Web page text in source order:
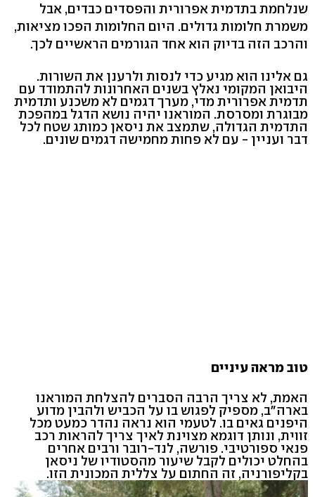
שנלחמת בתדמית אפרורית והפסדים כבדים, אבל
משמרת חלומות גדולים. היום החלומות הפכו מציאות,
והרכב הזה בדיוק הוא אחד הגורמים הראשיים לכך.
גם אלינו הוא מגיע כדי לנסות ולרענן את השורות.
היבואן המקומי נאלץ בשנים האחרונות להתמודד עם
תדמית אפרורית מדי, מערך דגמים לא משכנע ותדמית
מבוגרת ומסרסת. המוראנו יהיה נושא הדגל במהפכת
התדמית הגדולה, שתמצב את ניסאן כמותג שטח לכל
דבר ועניין - עם לא פחות מחמישה דגמים שונים.
טוב מראה עיניים
האמת, לא צריך הרבה הסברים להצלחת המוראנו
בארה"ב, מספיק לפגוש בו על הכביש ולהבין מדוע
היפנים גאים בו. לטעמי הוא נראה נהדר כמעט מכל
זווית, ונותן דוגמא מצוינת לאיך צריך להראות רכב
פנאי ספורטיבי. פורשה, לנד-רובר ורבים אחרים
בהחלט יכולים לקבל שיעור מהסטודיו של ניסאן
בקליפורניה, זה החתום על צללית המכונית הזו.